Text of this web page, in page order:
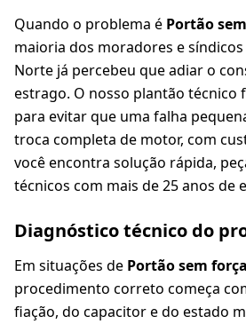
Quando o problema é Portão
maioria dos moradores e síndicos
Norte já percebeu que adiar o
estrago. O nosso plantão técnico
para evitar que uma falha
troca completa de motor, com
você encontra solução rápida,
técnicos com mais de 25 anos de
Diagnóstico técnico do
Em situações de Portão sem
procedimento correto começa
fiação, do capacitor e do estado